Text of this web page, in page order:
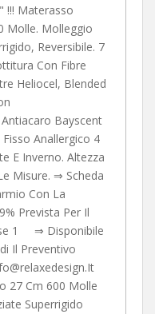
!!! Materasso
Molle. Molleggio
Reversibile. 7
Con Fibre
Heliocel, Blended
Bayscent
Anallergico 4
E Inverno. Altezza
Misure. ⇒ Scheda
Con La
Prevista Per Il
1 ⇒ Disponibile
Il Preventivo
27 Cm 600 Molle
Superrigido